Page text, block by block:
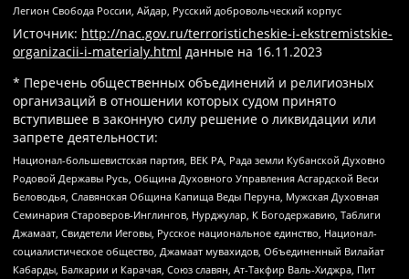
Легион Свобода России, Айдар, Русский добровольческий корпус
Источник: http://nac.gov.ru/terroristicheskie-i-ekstremistskie-
organizacii-i-materialy.html данные на 16.11.2023
* Перечень общественных объединений и религиозных
организаций в отношении которых судом принято
вступившее в законную силу решение о ликвидации или
запрете деятельности:
Национал-большевистская партия, ВЕК РА, Рада земли Кубанской Духовно
Родовой Державы Русь, Община Духовного Управления Асгардской Веси
Беловодья, Славянская Община Капища Веды Перуна, Мужская Духовная
Семинария Староверов-Инглингов, Нурджулар, К Богодержавию, Таблиги
Джамаат, Свидетели Иеговы, Русское национальное единство, Национал-
социалистическое общество, Джамаат мувахидов, Объединенный Вилайат
Кабарды, Балкарии и Карачая, Союз славян, Ат-Такфир Валь-Хиджра, Пит